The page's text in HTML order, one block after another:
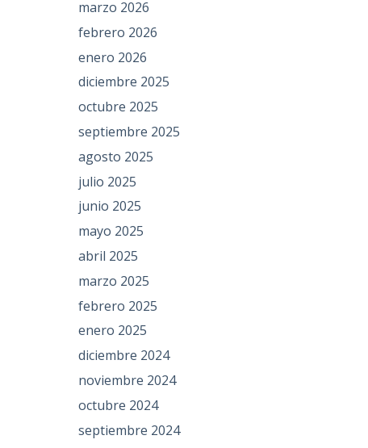
marzo 2026
febrero 2026
enero 2026
diciembre 2025
octubre 2025
septiembre 2025
agosto 2025
julio 2025
junio 2025
mayo 2025
abril 2025
marzo 2025
febrero 2025
enero 2025
diciembre 2024
noviembre 2024
octubre 2024
septiembre 2024